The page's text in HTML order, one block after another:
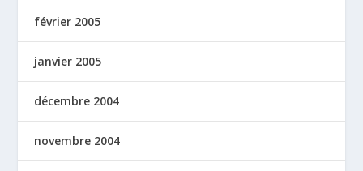
février 2005
janvier 2005
décembre 2004
novembre 2004